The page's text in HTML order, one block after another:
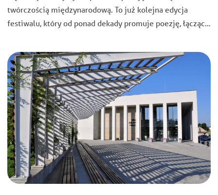
twórczością międzynarodową. To już kolejna edycja
festiwalu, który od ponad dekady promuje poezję, łącząc…